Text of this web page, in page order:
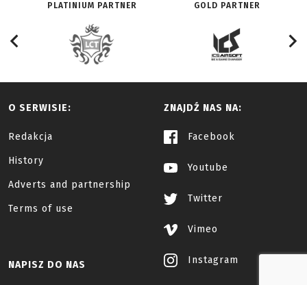
PLATINIUM PARTNER GOLD PARTNER
O SERWISIE:
Redakcja
History
Adverts and partnership
Terms of use
ZNAJDŹ NAS NA:
Facebook
Youtube
Twitter
Vimeo
Instagram
NAPISZ DO NAS